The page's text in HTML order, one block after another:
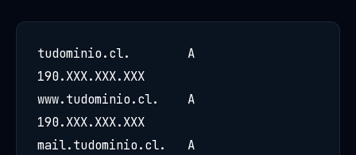
tudominio.cl.        A
190.XXX.XXX.XXX
www.tudominio.cl.    A
190.XXX.XXX.XXX
mail.tudominio.cl.   A